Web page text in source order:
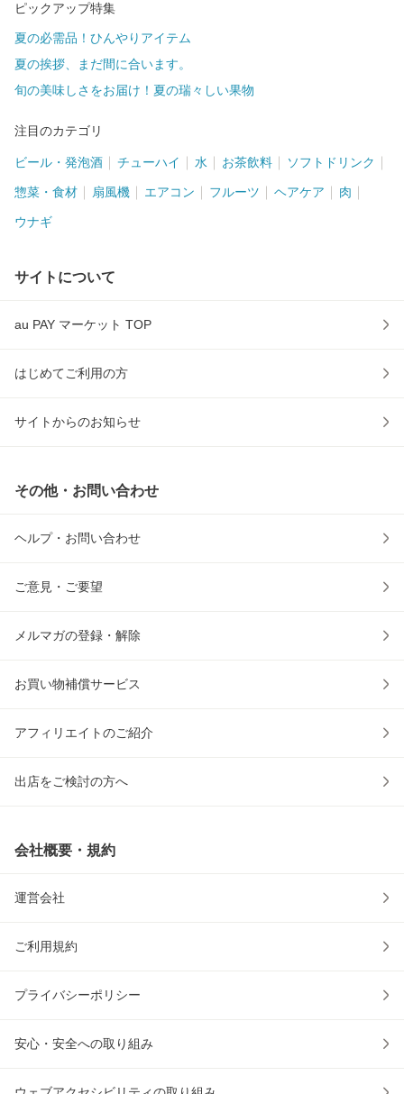
ピックアップ特集
夏の必需品！ひんやりアイテム
夏の挨拶、まだ間に合います。
旬の美味しさをお届け！夏の瑞々しい果物
注目のカテゴリ
ビール・発泡酒 チューハイ 水 お茶飲料 ソフトドリンク
惣菜・食材 扇風機 エアコン フルーツ ヘアケア 肉
ウナギ
サイトについて
au PAY マーケット TOP
はじめてご利用の方
サイトからのお知らせ
その他・お問い合わせ
ヘルプ・お問い合わせ
ご意見・ご要望
メルマガの登録・解除
お買い物補償サービス
アフィリエイトのご紹介
出店をご検討の方へ
会社概要・規約
運営会社
ご利用規約
プライバシーポリシー
安心・安全への取り組み